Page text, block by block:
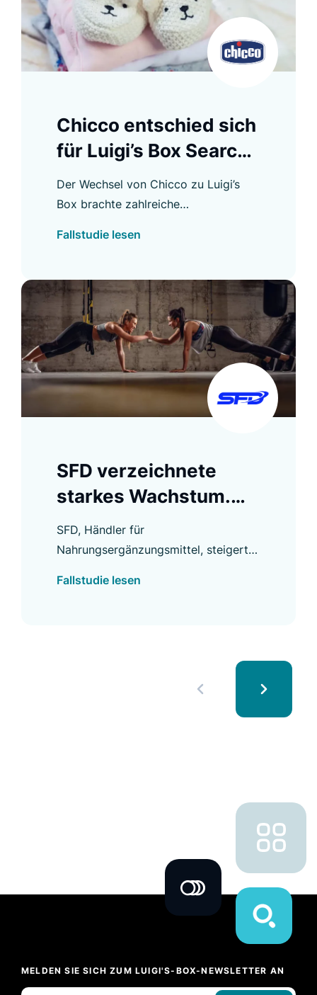
Chicco entschied sich
für Luigi’s Box Search
und verbesserte das
Einkaufserlebnis
Der Wechsel von Chicco zu Luigi’s
Box brachte zahlreiche
Autocomplete CTR und eine stärkere
Fallstudie lesen
SFD verzeichnete
starkes Wachstum.
Die Search
Conversion Rate stieg
um 94 %
SFD, Händler für
Nahrungsergänzungsmittel, steigerte
Rate um 94 % und erzielte weitere
Fallstudie lesen
MELDEN SIE SICH ZUM LUIGI'S-BOX-NEWSLETTER AN